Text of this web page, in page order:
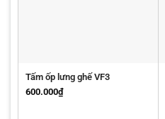
Tấm ốp lưng ghế VF3
600.000₫